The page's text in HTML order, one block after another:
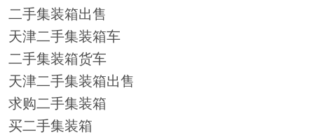
二手集装箱出售
天津二手集装箱车
二手集装箱货车
天津二手集装箱出售
求购二手集装箱
买二手集装箱